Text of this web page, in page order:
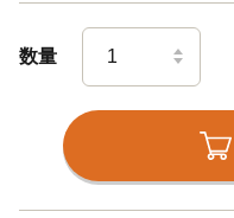
数量